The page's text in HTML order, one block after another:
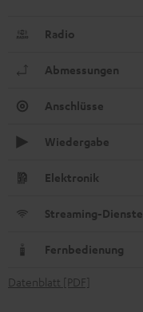
Radio
Abmessungen
Anschlüsse
Wiedergabe
Elektronik
Streaming-Dienste
Fernbedienung
Datenblatt [PDF]